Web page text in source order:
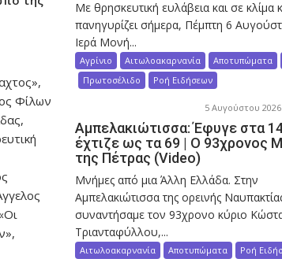
Φίλων
Με θρησκευτική ευλάβεια και σε κλίμα
πανηγυρίζει σήμερα, Πέμπτη 6
Ιερά Μονή...
Αγρίνιο Αιτωλοακαρνανία Αποτυπώματα
Πρωτοσέλιδο
Ροή Ειδήσεων
5 Αυγούστου 2026
Αμπελακιώτισσα: Έφυγε στα
έχτιζε ως τα 69 | Ο 93χρονος
της Πέτρας (Video)
Μνήμες από μια Άλλη Ελλάδα. Στην
Αμπελακιώτισσα της ορεινής
συναντήσαμε τον 93χρονο κύριο
Τριανταφύλλου,...
Αιτωλοακαρνανία Αποτυπώματα Ροή